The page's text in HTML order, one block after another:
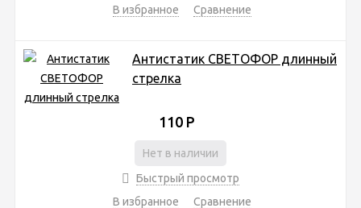
В избранное
Сравнение
Антистатик СВЕТОФОР длинный
стрелка
110 Р
Нет в наличии
Быстрый просмотр
В избранное
Сравнение